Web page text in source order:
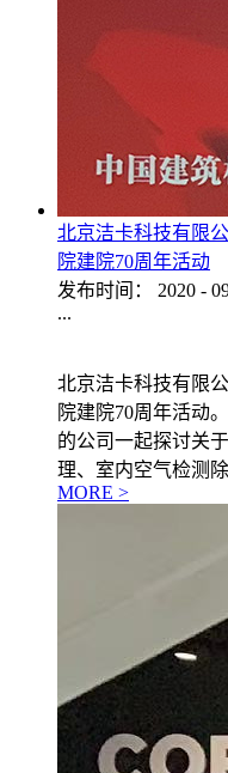
北京洁卡科技有限
院建院70周年活动
发布时间：
2020 -
...
北京洁卡科技有限
院建院70周年活动
的公司一起探讨关
理、室内空气检测
MORE >